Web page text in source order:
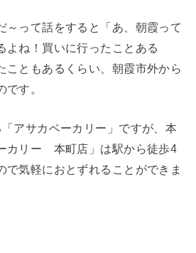
～って話をすると「あ、朝霞って
よね！買いに行ったことある
こともあるくらい、朝霞市外から
です。
アサカベーカリー」ですが、本
カリー 本町店」は駅から徒歩4
で気軽におとずれることができま